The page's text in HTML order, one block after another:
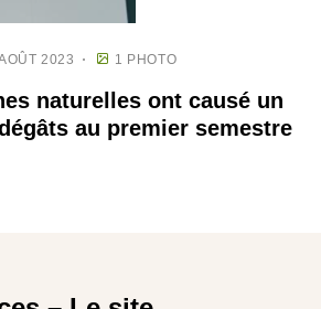
2023 1 PHOTO
naturelles ont causé un
au premier semestre